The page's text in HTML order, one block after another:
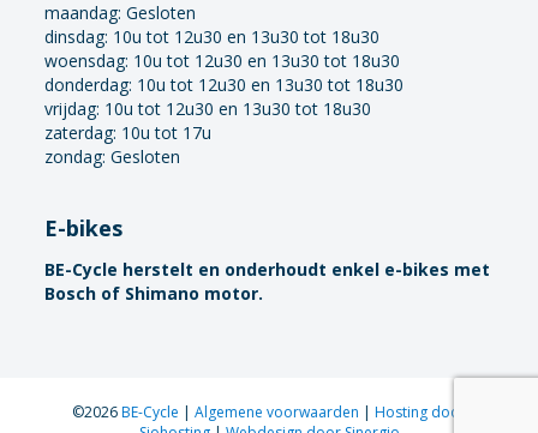
maandag:Gesloten
dinsdag: 10u tot 12u30 en 13u30 tot 18u30
woensdag: 10u tot 12u30 en 13u30 tot 18u30
donderdag: 10u tot 12u30 en 13u30 tot 18u30
vrijdag: 10u tot 12u30 en 13u30 tot 18u30
zaterdag: 10u tot 17u
zondag: Gesloten
E-bikes
BE-Cycle herstelt en onderhoudt enkel e-bikes met
Bosch of Shimano motor.
©2026BE-Cycle | Algemene voorwaarden | Hosting door